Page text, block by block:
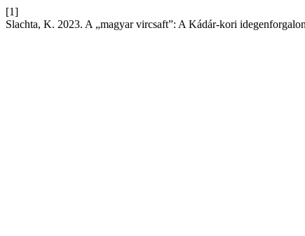
[1]
Slachta, K. 2023. A „magyar vircsaft”: A Kádár-kori